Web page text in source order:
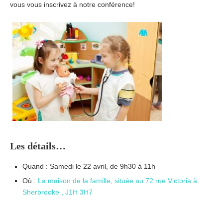
vous vous inscrivez à notre conférence!
Les détails…
Quand : Samedi le 22 avril, de 9h30 à 11h
Où : La maison de la famille, située au 72 rue Victoria à
Sherbrooke , J1H 3H7